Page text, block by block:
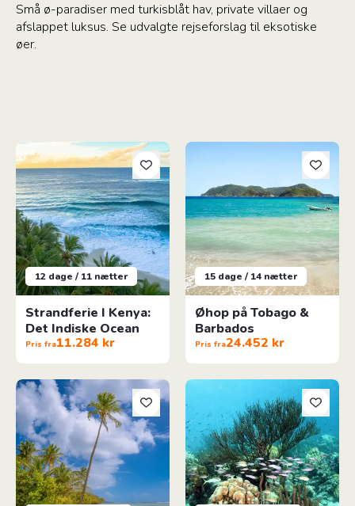
Små ø-paradiser med turkisblåt hav, private villaer og
afslappet luksus. Se udvalgte rejseforslag til eksotiske
øer.
12 dage / 11 nætter
Strandferie I Kenya:
Det Indiske Ocean
Pris fra11.284 kr
Strandferie I Kenya: Det Indiske Ocean
15 dage / 14 nætter
Øhop på Tobago &
Barbados
Pris fra24.452 kr
Øhop på Tobago & Barbados
Grande Terre: Caribisk badeferie på Guadeloupe
Bade- og snorkelferie på